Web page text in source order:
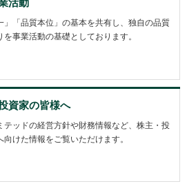
活動
」「品質本位」の基本を共有し、独自の品質
を事業活動の基礎としております。
資家の皆様へ
テッドの経営方針や財務情報など、株主・投
向けた情報をご覧いただけます。